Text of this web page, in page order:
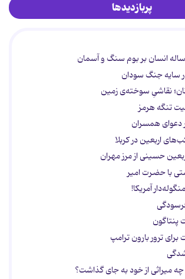
پربازدیدها
ساله انسان بر بوم سنگ و آسمان
سایه جنگ سودان
نقاشیِ سوخته‌ی زمین
تنگه هرمز
اربعین در کربلا
حسینی از مرز مهران
با حضرت امیر
آمریکا!
برای ترور بارون ترامپ